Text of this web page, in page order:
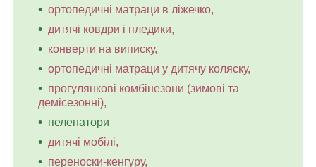
ортопедичні матраци в ліжечко,
дитячі ковдри і пледики,
конверти на виписку,
ортопедичні матраци у дитячу коляску,
прогулянкові комбінезони (зимові та
демісезонні),
пеленатори
дитячі мобілі,
переноски-кенгуру,